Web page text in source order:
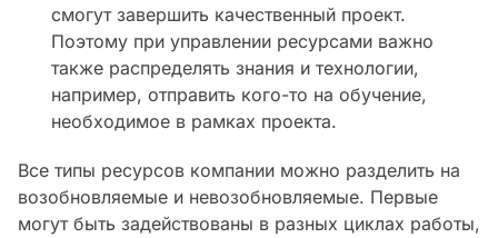
смогут завершить качественный проект.
Поэтому при управлении ресурсами важно
также распределять знания и технологии,
например, отправить кого-то на обучение,
необходимое в рамках проекта.
Все типы ресурсов компании можно разделить на
возобновляемые и невозобновляемые. Первые
могут быть задействованы в разных циклах работы,